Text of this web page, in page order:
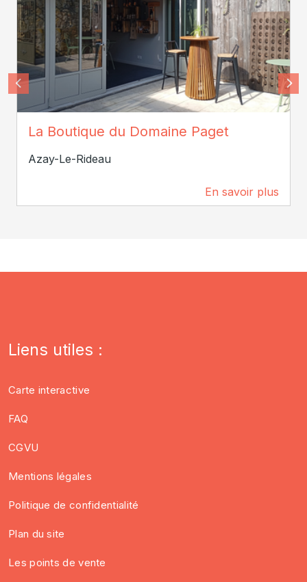
La Boutique du Domaine Paget
Azay-Le-Rideau
En savoir plus
Liens utiles :
Carte interactive
FAQ
CGVU
Mentions légales
Politique de confidentialité
Plan du site
Les points de vente